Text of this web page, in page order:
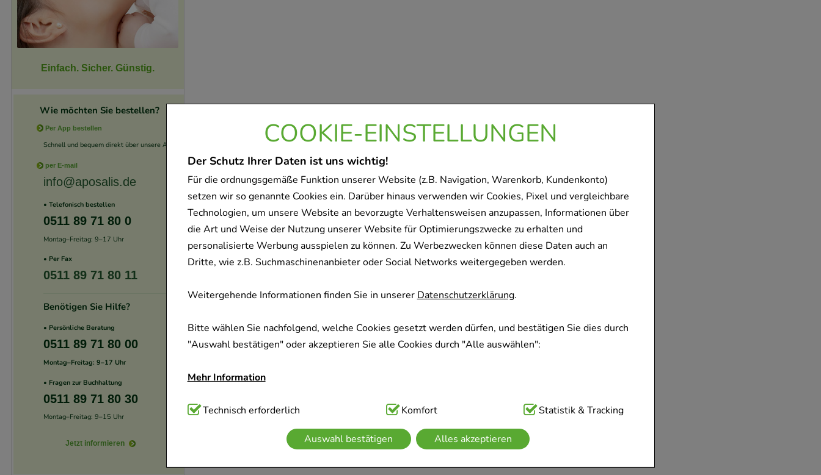
COOKIE-EINSTELLUNGEN
Der Schutz Ihrer Daten ist uns wichtig!
Für die ordnungsgemäße Funktion unserer Website (z.B. Navigation, Warenkorb, Kundenkonto)
setzen wir so genannte Cookies ein. Darüber hinaus verwenden wir Cookies, Pixel und vergleichbare
Technologien, um unsere Website an bevorzugte Verhaltensweisen anzupassen, Informationen über
die Art und Weise der Nutzung unserer Website für Optimierungszwecke zu erhalten und
personalisierte Werbung ausspielen zu können. Zu Werbezwecken können diese Daten auch an
Dritte, wie z.B. Suchmaschinenanbieter oder Social Networks weitergegeben werden.
Weitergehende Informationen finden Sie in unsererDatenschutzerklärung.
Bitte wählen Sie nachfolgend, welche Cookies gesetzt werden dürfen, und bestätigen Sie dies durch
"Auswahl bestätigen" oder akzeptieren Sie alle Cookies durch "Alle auswählen":
Mehr Information
Technisch Notwendig:Hierbei handelt es sich um Cookies, die für die Grundfunktionen unserer
Website notwendig sind (z.B. Navigation, Warenkorb, Kundenkonto), weshalb auf diese nicht
verzichtet werden kann.
Technisch erforderlich Komfort Statistik & Tracking
Auswahl bestätigen Alles akzeptieren
Einfach. Sicher. Günstig.
Wie möchten Sie bestellen?
Per App bestellen
Schnell und bequem direkt über unsere App.
per E-mail
info@aposalis.de
• Telefonisch bestellen
0511 89 71 80 0
Montag–Freitag: 9–17 Uhr
• Per Fax
0511 89 71 80 11
Benötigen Sie Hilfe?
• Persönliche Beratung
0511 89 71 80 00
Montag–Freitag: 9–17 Uhr
• Fragen zur Buchhaltung
0511 89 71 80 30
Montag–Freitag: 9–15 Uhr
Jetzt informieren